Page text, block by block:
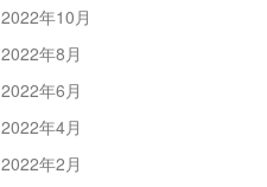
2022年10月
2022年8月
2022年6月
2022年4月
2022年2月